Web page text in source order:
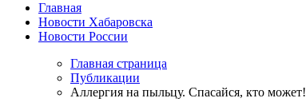
Главная
Новости Хабаровска
Новости России
Главная страница
Публикации
Аллергия на пыльцу. Спасайся, кто может!